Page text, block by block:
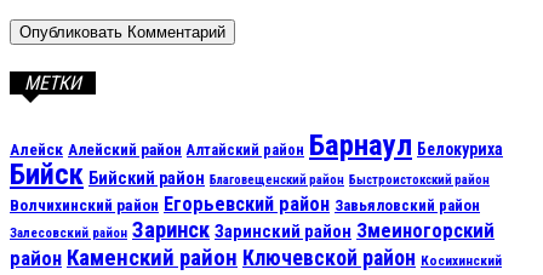
МЕТКИ
Алейск Алейский район Алтайский район Барнаул Белокуриха
Бийск Бийский район Благовещенский район Быстроистокский район
Волчихинский район Егорьевский район Завьяловский район
Залесовский район Заринск Заринский район Змеиногорский
район Каменский район Ключевской район Косихинский